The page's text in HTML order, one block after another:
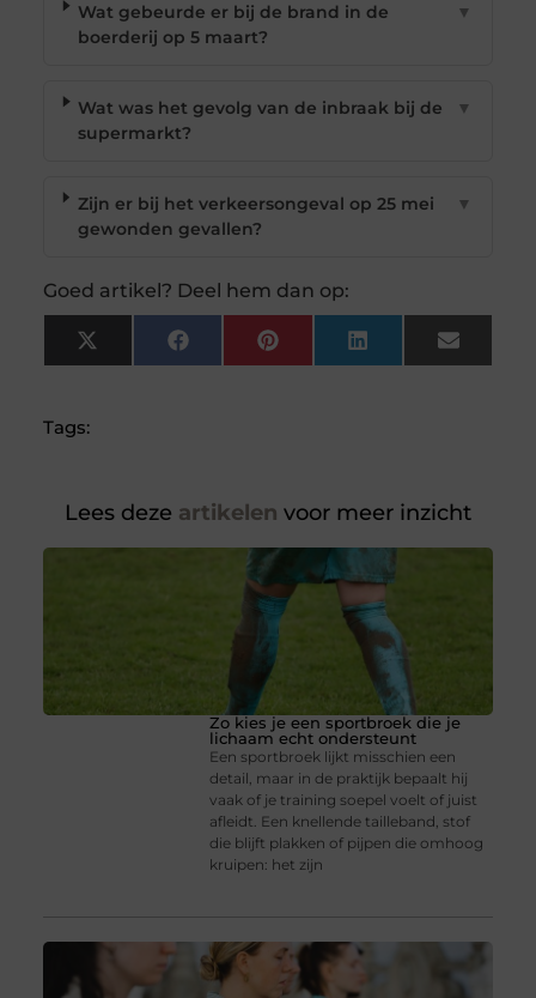
Wat gebeurde er bij de brand in de
boerderij op 5 maart?
▼
Wat was het gevolg van de inbraak bij de
supermarkt?
▼
Zijn er bij het verkeersongeval op 25 mei
gewonden gevallen?
▼
Goed artikel? Deel hem dan op:
X
(Twitter)
FacebookPinterest LinkedIn Email
Tags:
Lees deze artikelen voor meer inzicht
Zo kies je een sportbroek die je
lichaam echt ondersteunt
Een sportbroek lijkt misschien een
detail, maar in de praktijk bepaalt hij
vaak of je training soepel voelt of juist
afleidt. Een knellende tailleband, stof
die blijft plakken of pijpen die omhoog
kruipen: het zijn